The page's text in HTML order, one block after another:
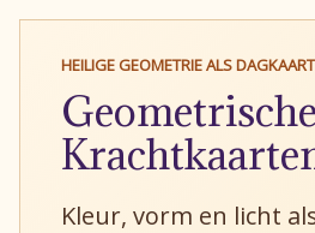
HEILIGE GEOMETRIE ALS DAGKAART
Geometrische
Kleur, vorm en licht